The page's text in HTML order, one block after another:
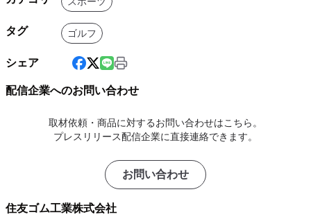
タグ ゴルフ
シェア
配信企業へのお問い合わせ
取材依頼・商品に対するお問い合わせはこちら。
プレスリリース配信企業に直接連絡できます。
お問い合わせ
住友ゴム工業株式会社